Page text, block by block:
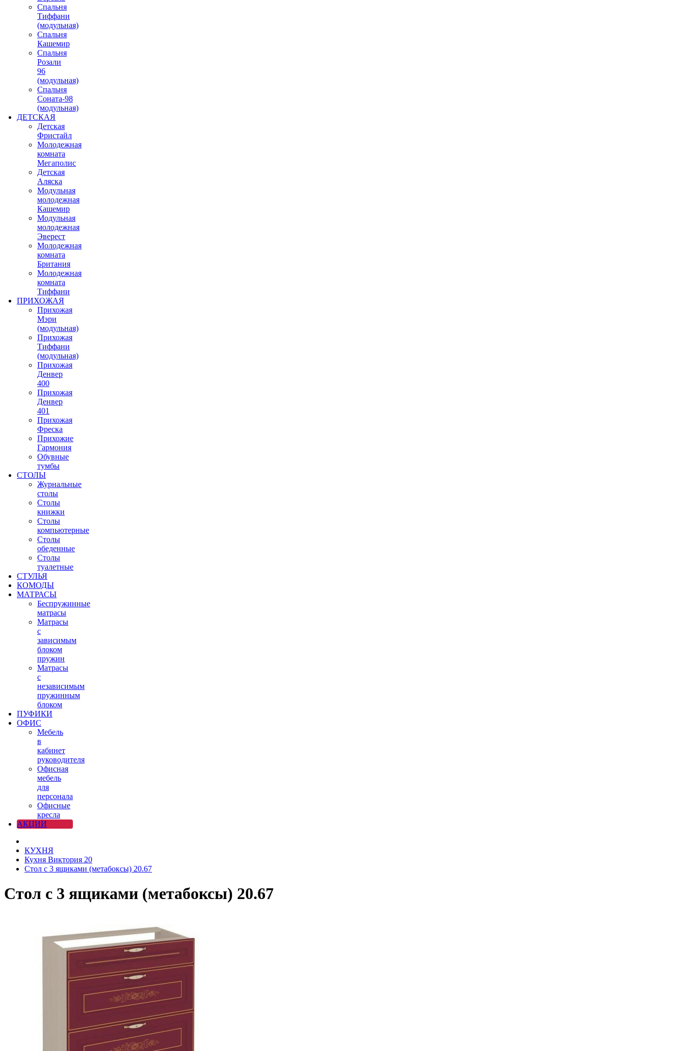
Спальня
Тиффани
(модульная)
Спальня
Кашемир
Спальня
Розали
96
(модульная)
Спальня
Соната-98
(модульная)
ДЕТСКАЯ
Детская
Фристайл
Молодежная
комната
Мегаполис
Детская
Аляска
Модульная
молодежная
Кашемир
Модульная
молодежная
Эверест
Молодежная
комната
Британия
Молодежная
комната
Тиффани
ПРИХОЖАЯ
Прихожая
Мэри
(модульная)
Прихожая
Тиффани
(модульная)
Прихожая
Денвер
400
Прихожая
Денвер
401
Прихожая
Фреска
Прихожие
Гармония
Обувные
тумбы
СТОЛЫ
Журнальные
столы
Столы
книжки
Столы
компьютерные
Столы
обеденные
Столы
туалетные
СТУЛЬЯ
КОМОДЫ
МАТРАСЫ
Беспружинные
матрасы
Матрасы
с
зависимым
блоком
пружин
Матрасы
с
независимым
пружинным
блоком
ПУФИКИ
ОФИС
Мебель
в
кабинет
руководителя
Офисная
мебель
для
персонала
Офисные
кресла
АКЦИИ
КУХНЯ
Кухня Виктория 20
Стол с 3 ящиками (метабоксы) 20.67
Стол с 3 ящиками (метабоксы) 20.67